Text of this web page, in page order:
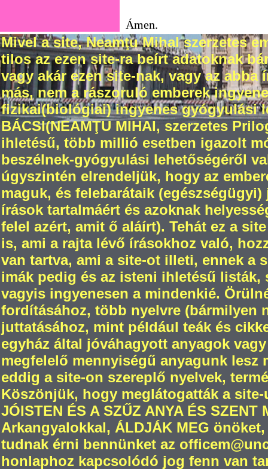
Ámen.
Mivel a site, Neamţu Mihal szerzetes
tilos az ezen site-ra beírt adatoknak
vagy akár ezen site-nak, vagy az
más, nem a rászoruló emberek
fizikai(biológiai) ingyenes gyógyulási
BÁCSI(NEAMŢU MIHAI, szerzetes
ihletésű, több millió esetben igazolt
beszélnek-gyógyulási lehetőségéről
úgyszintén elrendeljük, hogy az
maguk, és felebarátaik
írások tartalmáért és azoknak
felel azért, amit ő aláírt). Tehát ez a
is, ami a rajta lévő írásokhoz való,
van tartva, ami a site-ot illeti, ennek a
imák pedig és az isteni ihletésű
vagyis ingyenesen a mindenkié.
fordításához, több nyelvre (bármilyen
juttatásához, mint például teák és
egyház által jóváhagyott anyagok
megfelelő mennyiségű anyagunk lesz
eddig a site-on szereplő nyelvek,
Köszönjük, hogy meglátogatták a
JÓISTEN ÉS A SZŰZ ANYA ÉS
Arkangyalokkal, ÁLDJÁK MEG
tudnak érni bennünket az
honlaphoz kapcsolódó jog fenn van